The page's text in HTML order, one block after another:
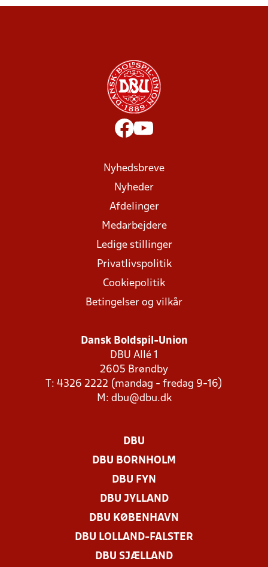
Nyhedsbreve
Nyheder
Afdelinger
Medarbejdere
Ledige stillinger
Privatlivspolitik
Cookiepolitik
Betingelser og vilkår
Dansk Boldspil-Union
DBU Allé 1
2605 Brøndby
T: 4326 2222 (mandag - fredag 9-16)
M: dbu@dbu.dk
DBU
DBU BORNHOLM
DBU FYN
DBU JYLLAND
DBU KØBENHAVN
DBU LOLLAND-FALSTER
DBU SJÆLLAND